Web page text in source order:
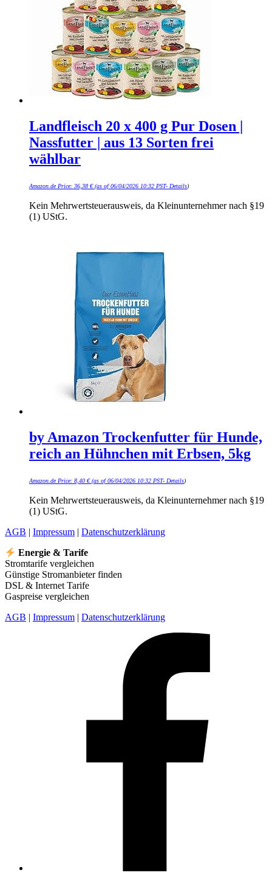
Landfleisch 20 x 400 g Pur Dosen |
Nassfutter | aus 13 Sorten frei
wählbar
Amazon.de Price: 36,38 €(as of 06/04/2026 10:32 PST- Details)
Kein Mehrwertsteuerausweis, da Kleinunternehmer nach §19
(1) UStG.
by Amazon Trockenfutter für Hunde,
reich an Hühnchen mit Erbsen, 5kg
Amazon.de Price: 8,40 €(as of 06/04/2026 10:32 PST- Details)
Kein Mehrwertsteuerausweis, da Kleinunternehmer nach §19
(1) UStG.
AGB | Impressum | Datenschutzerklärung
Energie & Tarife
Stromtarife vergleichen
Günstige Stromanbieter finden
DSL & Internet Tarife
Gaspreise vergleichen
AGB | Impressum | Datenschutzerklärung